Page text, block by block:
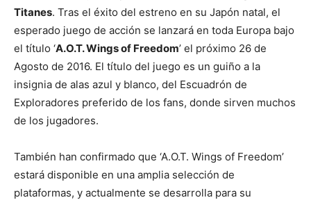
Titanes. Tras el éxito del estreno en su Japón natal, el
esperado juego de acción se lanzará en toda Europa bajo
el título ‘A.O.T. Wings of Freedom’ el próximo 26 de
Agosto de 2016. El título del juego es un guiño a la
insignia de alas azul y blanco, del Escuadrón de
Exploradores preferido de los fans, donde sirven muchos
de los jugadores.
También han confirmado que ‘A.O.T. Wings of Freedom’
estará disponible en una amplia selección de
plataformas, y actualmente se desarrolla para su